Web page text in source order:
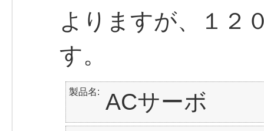
よりますが、１２
す。
製品名 ACサーボ